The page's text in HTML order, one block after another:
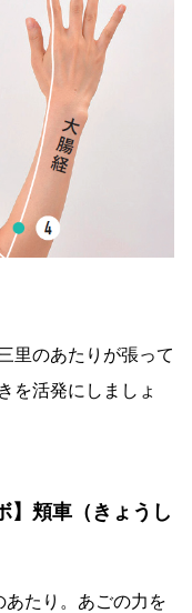
里のあたりが張って
を活発にしましょ
】頬車（きょうし
たり。あごの力を